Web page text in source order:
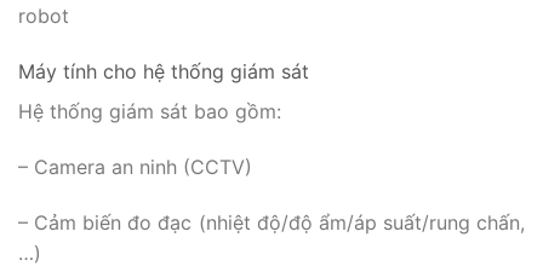
robot
Máy tính cho hệ thống giám sát
Hệ thống giám sát bao gồm:
– Camera an ninh (CCTV)
– Cảm biến đo đạc (nhiệt độ/độ ẩm/áp suất/rung chấn,
…)